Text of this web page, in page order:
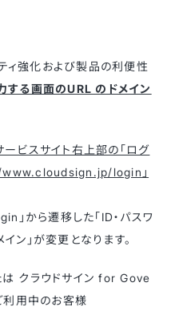
ィ強化および製品の利便性
する画面のURL のドメイン
ビスサイト右上部の「ログ
www.cloudsign.jp/login」
から遷移した「ID・パスワ
ン」が変更となります。
クラウドサイン for Gove
利用中のお客様